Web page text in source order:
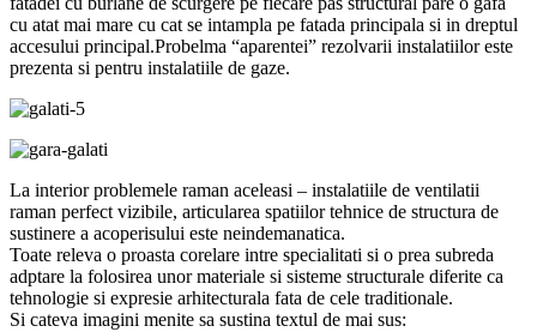
cu atat mai mare cu cat se intampla pe fatada principala si in dreptul
accesului principal.Probelma “aparentei” rezolvarii instalatiilor este
prezenta si pentru instalatiile de gaze.
La interior problemele raman aceleasi – instalatiile de ventilatii
raman perfect vizibile, articularea spatiilor tehnice de structura de
sustinere a acoperisului este neindemanatica.
Toate releva o proasta corelare intre specialitati si o prea subreda
adptare la folosirea unor materiale si sisteme structurale diferite ca
tehnologie si expresie arhitecturala fata de cele traditionale.
Si cateva imagini menite sa sustina textul de mai sus: